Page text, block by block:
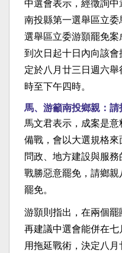
中選會表示，經徵詢
南投縣第一選舉區立
選舉區立委游顥罷免
到次日起十日內向該
定於八月廿三日週六
時至下午四時。
馬、游籲南投鄉親：
馬文君表示，成案是
備戰，會以大選規格
問政、地方建設與服
戰勝惡意罷免，請鄉
罷免。
游顥則指出，在兩個
再建議中選會能併在
用拖延戰術，決定八